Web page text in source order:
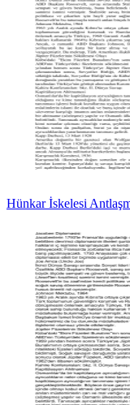
Hünkar İskelesi